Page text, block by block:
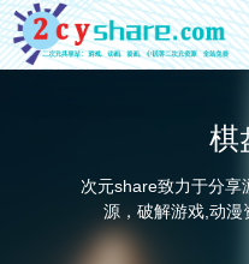
棋
次元share致力于分享
源，破解游戏,动
戏,switch游戏,金手指